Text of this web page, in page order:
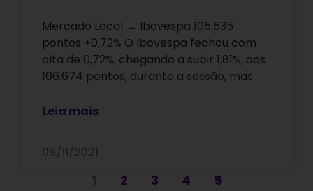
Mercado Local → Ibovespa 105.535
pontos +0,72% O Ibovespa fechou com
alta de 0,72%, chegando a subir 1,81%, aos
106.674 pontos, durante a sessão, mas
Leia mais
2 3 4 5